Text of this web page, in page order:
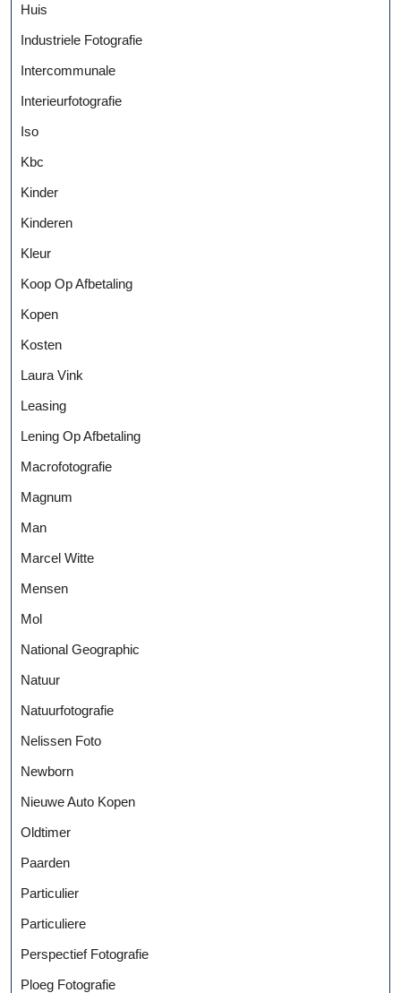
Huis
Industriele Fotografie
Intercommunale
Interieurfotografie
Iso
Kbc
Kinder
Kinderen
Kleur
Koop Op Afbetaling
Kopen
Kosten
Laura Vink
Leasing
Lening Op Afbetaling
Macrofotografie
Magnum
Man
Marcel Witte
Mensen
Mol
National Geographic
Natuur
Natuurfotografie
Nelissen Foto
Newborn
Nieuwe Auto Kopen
Oldtimer
Paarden
Particulier
Particuliere
Perspectief Fotografie
Ploeg Fotografie